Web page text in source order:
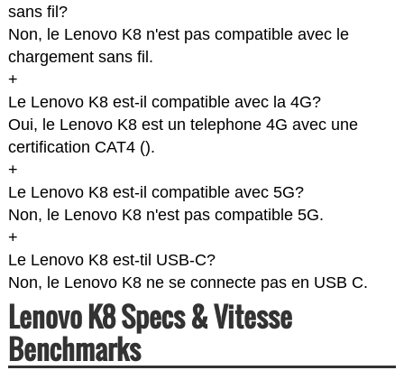
sans fil?
Non, le Lenovo K8 n'est pas compatible avec le
chargement sans fil.
+
Le Lenovo K8 est-il compatible avec la 4G?
Oui, le Lenovo K8 est un telephone 4G avec une
certification CAT4 ().
+
Le Lenovo K8 est-il compatible avec 5G?
Non, le Lenovo K8 n'est pas compatible 5G.
+
Le Lenovo K8 est-til USB-C?
Non, le Lenovo K8 ne se connecte pas en USB C.
Lenovo K8 Specs & Vitesse
Benchmarks